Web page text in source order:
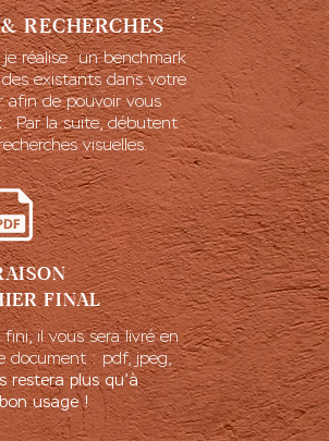
réalise un benchmark
existants dans votre
afin de pouvoir vous
Par la suite, débutent
visuelles.
RECHERCHES
il vous sera livré en
document : pdf, jpeg,
restera plus qu’à
usage !
FINAL